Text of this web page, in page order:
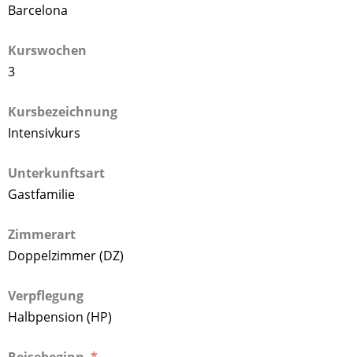
Barcelona
Kurswochen
3
Kursbezeichnung
Intensivkurs
Unterkunftsart
Gastfamilie
Zimmerart
Doppelzimmer (DZ)
Verpflegung
Halbpension (HP)